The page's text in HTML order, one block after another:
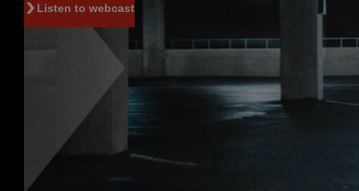
search
terms
検索
Listen to webcast